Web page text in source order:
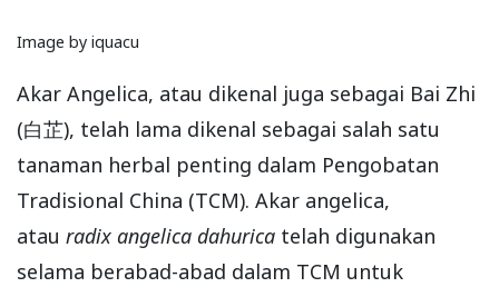
Image by iquacu
Akar Angelica, atau dikenal juga sebagai Bai Zhi
(白芷), telah lama dikenal sebagai salah satu
tanaman herbal penting dalam Pengobatan
Tradisional China (TCM). Akar angelica,
atau radix angelica dahurica telah digunakan
selama berabad-abad dalam TCM untuk